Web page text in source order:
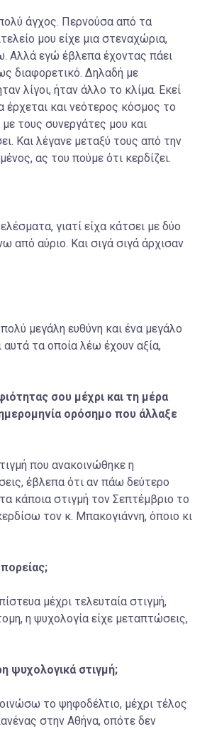
άγχος. Περνούσα από τα
μου είχε μια στεναχώρια,
Αλλά εγώ έβλεπα έχοντας πάει
διαφορετικό. Δηλαδή με
λίγοι, ήταν άλλο το κλίμα. Εκεί
έρχεται και νεότερος κόσμος το
με τους συνεργάτες μου και
Και λέγανε μεταξύ τους από την
ας του πούμε ότι κερδίζει.
γιατί είχα κάτσει με δύο
από αύριο. Και σιγά σιγά άρχισαν
μεγάλη ευθύνη και ένα μεγάλο
τα οποία λέω έχουν αξία,
σου μέχρι και τη μέρα
ορόσημο που άλλαξε
που ανακοινώθηκε η
έβλεπα ότι αν πάω δεύτερο
κάποια στιγμή τον Σεπτέμβριο το
τον κ. Μπακογιάννη, όποιο κι
μέχρι τελευταία στιγμή,
η ψυχολογία είχε μεταπτώσεις,
ψυχολογικά στιγμή;
το ψηφοδέλτιο, μέχρι τέλος
στην Αθήνα, οπότε δεν